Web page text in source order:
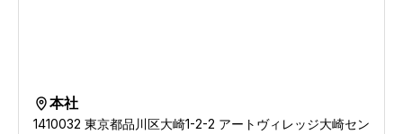
location-s本社
1410032 東京都品川区大崎1-2-2 アートヴィレッジ大崎セン